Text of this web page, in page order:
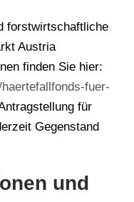
forstwirtschaftliche
Austria
finden Sie hier:
fuer-
für
Gegenstand
und